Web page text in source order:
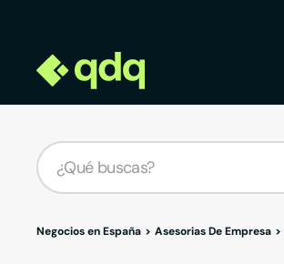
Negocios en España Asesorias De Empresa